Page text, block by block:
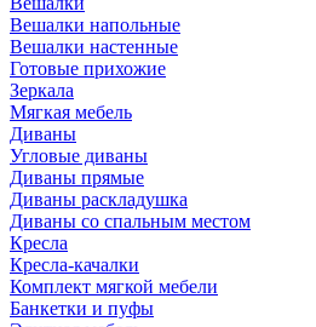
Вешалки напольные
Вешалки настенные
Готовые прихожие
Зеркала
Мягкая мебель
Диваны
Угловые диваны
Диваны прямые
Диваны раскладушка
Диваны со спальным местом
Кресла
Кресла-качалки
Комплект мягкой мебели
Банкетки и пуфы